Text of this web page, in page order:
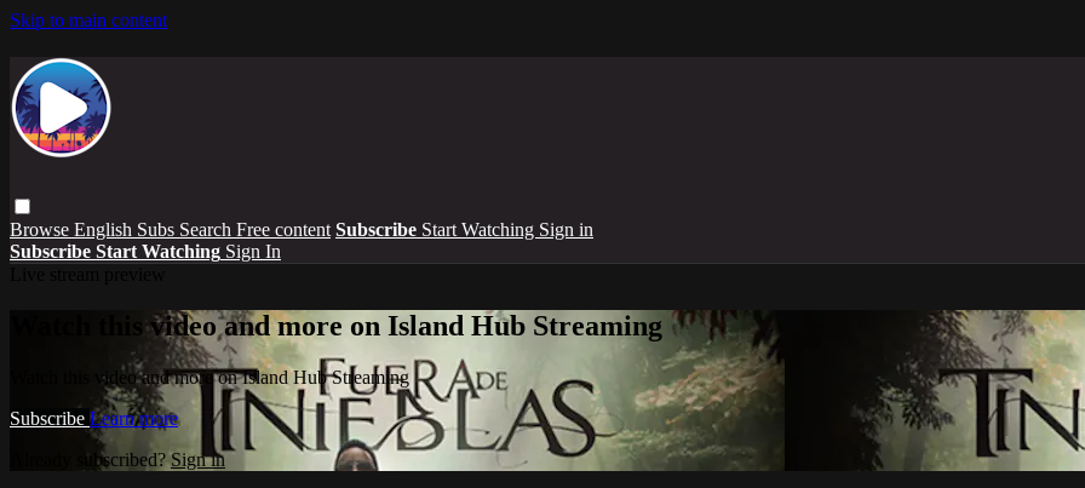
Skip to main content
Browse English Subs Search Free content Subscribe Start Watching Sign in
Subscribe Start Watching Sign In
Watch this video and more on Island Hub Streaming
Watch this video and more on Island Hub Streaming
Subscribe Learn more
Already subscribed?Sign in